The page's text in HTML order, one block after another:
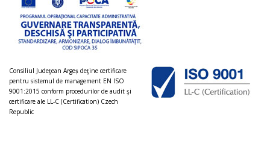
Consiliul Judeţean Argeș deţine certificare
pentru sistemul de management EN ISO
9001:2015 conform procedurilor de audit şi
certificare ale LL-C (Certification) Czech
Republic